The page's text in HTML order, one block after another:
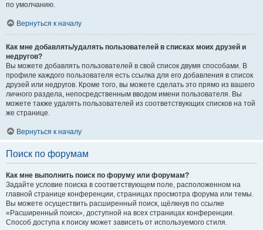
по умолчанию.
Вернуться к началу
Как мне добавлять/удалять пользователей в списках моих друзей и
недругов?
Вы можете добавлять пользователей в свой список двумя способами. В
профиле каждого пользователя есть ссылка для его добавления в список
друзей или недругов. Кроме того, вы можете сделать это прямо из вашего
личного раздела, непосредственным вводом имени пользователя. Вы
можете также удалять пользователей из соответствующих списков на той
же странице.
Вернуться к началу
Поиск по форумам
Как мне выполнить поиск по форуму или форумам?
Задайте условие поиска в соответствующем поле, расположенном на
главной странице конференции, страницах просмотра форума или темы.
Вы можете осуществить расширенный поиск, щёлкнув по ссылке
«Расширенный поиск», доступной на всех страницах конференции.
Способ доступа к поиску может зависеть от используемого стиля.